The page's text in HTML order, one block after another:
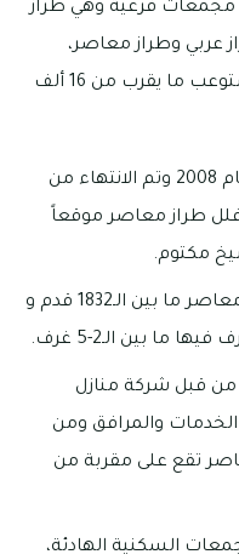
مجمعات فرعية وهي طراز
عربي وطراز معاصر،
وتتكون الفلل فيه من 2376 فيلا لتستوعب ما يقرب من 16 ألف
بدأ العمل في طراز معاصر في عام 2008 وتم الانتهاء من
2012 وتمتلك فلل طراز معاصر موقعاً
مكتوم.
تتراوح مساحات الفلل في طراز معاصر ما بين الـ1832 قدم و
من قبل شركة منازل
الخدمات والمرافق ومن
تقع على مقربة من
السكنية الهادئة،